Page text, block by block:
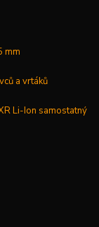
mm
a vrtáků
Li-Ion samostatný